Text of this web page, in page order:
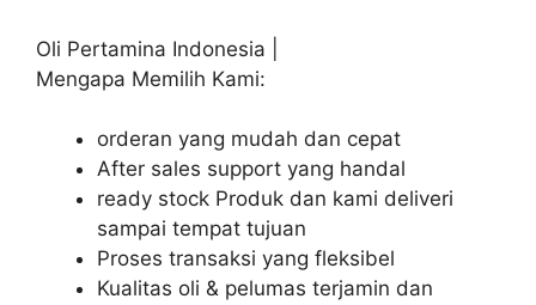
Oli Pertamina Indonesia |
Mengapa Memilih Kami:
orderan yang mudah dan cepat
After sales support yang handal
ready stock Produk dan kami deliveri
sampai tempat tujuan
Proses transaksi yang fleksibel
Kualitas oli & pelumas terjamin dan